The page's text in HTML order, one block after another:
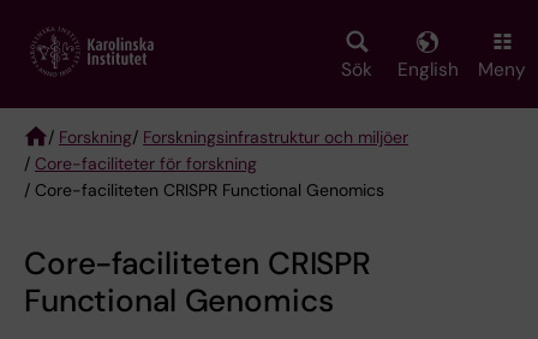
main
Sök English Meny
Breadcrumb
/ Forskning/ Forskningsinfrastruktur och miljöer
/ Core-faciliteter för forskning
/ Core-faciliteten CRISPR Functional Genomics
Core-faciliteten CRISPR
Functional Genomics